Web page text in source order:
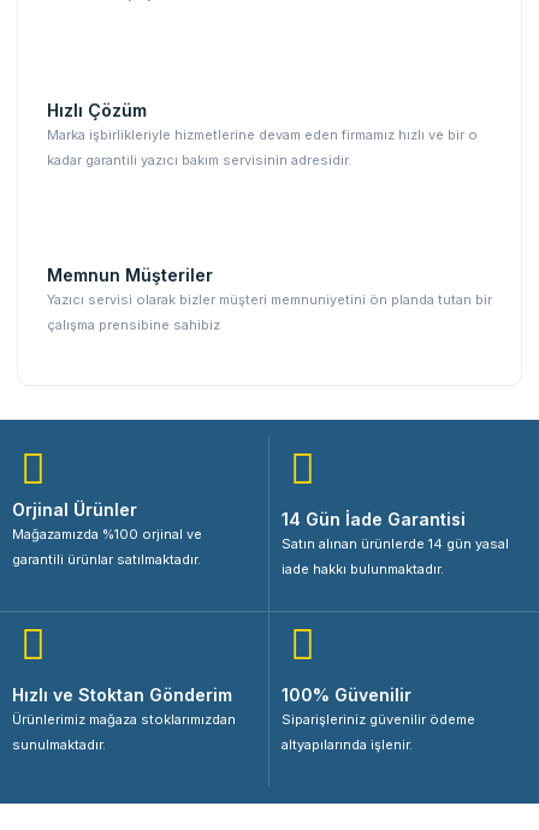
Hızlı Çözüm
Marka işbirlikleriyle hizmetlerine devam eden firmamız hızlı ve bir o
kadar garantili yazıcı bakım servisinin adresidir.
Memnun Müşteriler
Yazıcı servisi olarak bizler müşteri memnuniyetini ön planda tutan bir
çalışma prensibine sahibiz
Orjinal Ürünler
Mağazamızda %100 orjinal ve
garantili ürünlar satılmaktadır.
14 Gün İade Garantisi
Satın alınan ürünlerde 14 gün yasal
iade hakkı bulunmaktadır.
Hızlı ve Stoktan Gönderim
Ürünlerimiz mağaza stoklarımızdan
sunulmaktadır.
100% Güvenilir
Siparişleriniz güvenilir ödeme
altyapılarında işlenir.